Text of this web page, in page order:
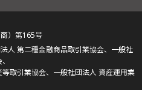
）第165号
人 第二種金融商品取引業協会、一般社
取引業協会、一般社団法人 資産運用業